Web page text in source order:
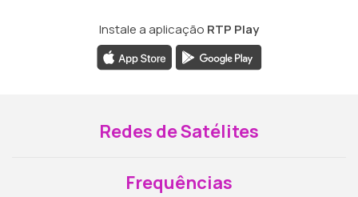
Instale a aplicação RTP Play
Redes de Satélites
Frequências